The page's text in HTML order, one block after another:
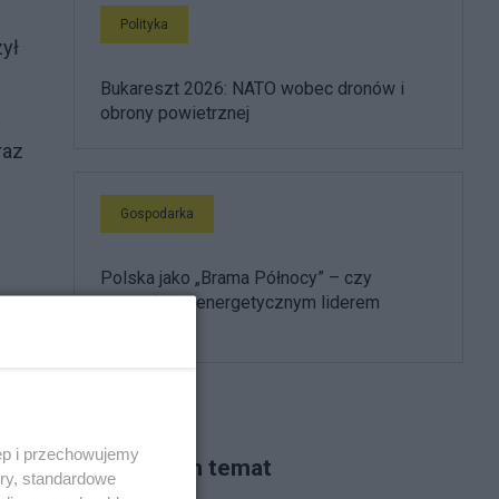
Polityka
Bukareszt 2026: NATO wobec dronów i
obrony powietrznej
Gospodarka
Polska jako „Brama Północy” – czy
zostaniemy energetycznym liderem
Piszą na ten temat
i przechowujemy
standardowe